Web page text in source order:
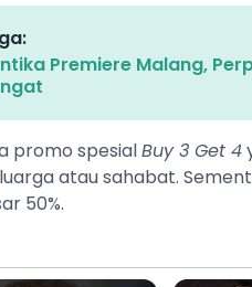
Premiere Malang,
promo spesialBuy 3 Get 4
atau sahabat.
50%.